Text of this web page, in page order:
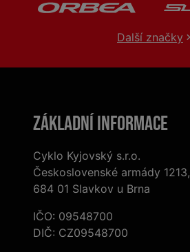
Další značky
Základní informace
Cyklo Kyjovský s.r.o.
Československé armády 1213,
684 01 Slavkov u Brna
IČO: 09548700
DIČ: CZ09548700